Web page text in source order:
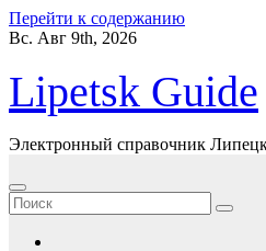
Перейти к содержанию
Вс. Авг 9th, 2026
Lipetsk Guide
Электронный справочник